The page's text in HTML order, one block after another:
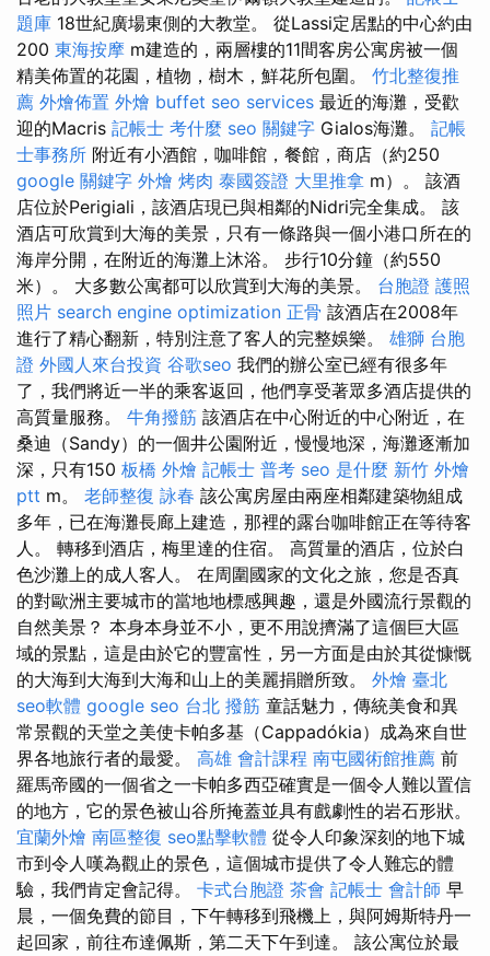
題庫 18世紀廣場東側的大教堂。 從Lassi定居點的中心約由
200 東海按摩 m建造的，兩層樓的11間客房公寓房被一個
精美佈置的花園，植物，樹木，鮮花所包圍。 竹北整復推
薦 外燴佈置 外燴 buffet seo services 最近的海灘，受歡
迎的Macris 記帳士 考什麼 seo 關鍵字 Gialos海灘。 記帳
士事務所 附近有小酒館，咖啡館，餐館，商店（約250
google 關鍵字 外燴 烤肉 泰國簽證 大里推拿 m）。 該酒
店位於Perigiali，該酒店現已與相鄰的Nidri完全集成。 該
酒店可欣賞到大海的美景，只有一條路與一個小港口所在的
海岸分開，在附近的海灘上沐浴。 步行10分鐘（約550
米）。 大多數公寓都可以欣賞到大海的美景。 台胞證 護照
照片 search engine optimization 正骨 該酒店在2008年
進行了精心翻新，特別注意了客人的完整娛樂。 雄獅 台胞
證 外國人來台投資 谷歌seo 我們的辦公室已經有很多年
了，我們將近一半的乘客返回，他們享受著眾多酒店提供的
高質量服務。 牛角撥筋 該酒店在中心附近的中心附近，在
桑迪（Sandy）的一個井公園附近，慢慢地深，海灘逐漸加
深，只有150 板橋 外燴 記帳士 普考 seo 是什麼 新竹 外燴
ptt m。 老師整復 詠春 該公寓房屋由兩座相鄰建築物組成
多年，已在海灘長廊上建造，那裡的露台咖啡館正在等待客
人。 轉移到酒店，梅里達的住宿。 高質量的酒店，位於白
色沙灘上的成人客人。 在周圍國家的文化之旅，您是否真
的對歐洲主要城市的當地地標感興趣，還是外國流行景觀的
自然美景？ 本身本身並不小，更不用說擠滿了這個巨大區
域的景點，這是由於它的豐富性，另一方面是由於其從慷慨
的大海到大海到大海和山上的美麗捐贈所致。 外燴 臺北
seo軟體 google seo 台北 撥筋 童話魅力，傳統美食和異
常景觀的天堂之美使卡帕多基（Cappadókia）成為來自世
界各地旅行者的最愛。 高雄 會計課程 南屯國術館推薦 前
羅馬帝國的一個省之一卡帕多西亞確實是一個令人難以置信
的地方，它的景色被山谷所掩蓋並具有戲劇性的岩石形狀。
宜蘭外燴 南區整復 seo點擊軟體 從令人印象深刻的地下城
市到令人嘆為觀止的景色，這個城市提供了令人難忘的體
驗，我們肯定會記得。 卡式台胞證 茶會 記帳士 會計師 早
晨，一個免費的節目，下午轉移到飛機上，與阿姆斯特丹一
起回家，前往布達佩斯，第二天下午到達。 該公寓位於最